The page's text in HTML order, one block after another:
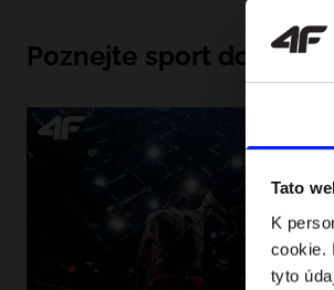
Tato
K
cookie.
tyto
Poznejte sport do